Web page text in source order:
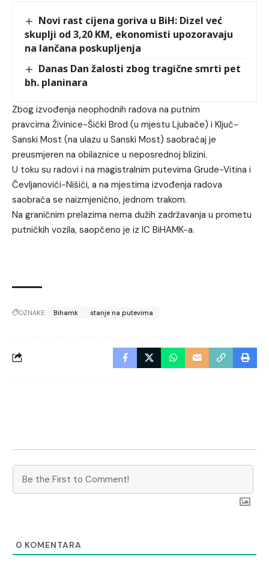
Novi rast cijena goriva u BiH: Dizel već
skuplji od 3,20 KM, ekonomisti upozoravaju
na lančana poskupljenja
Danas Dan žalosti zbog tragične smrti pet
bh. planinara
Zbog izvođenja neophodnih radova na putnim
pravcima Živinice-Šićki Brod (u mjestu Ljubače) i Ključ-
Sanski Most (na ulazu u Sanski Most) saobraćaj je
preusmjeren na obilaznice u neposrednoj blizini.
U toku su radovi i na magistralnim putevima Grude-Vitina i
Čevljanovići-Nišići, a na mjestima izvođenja radova
saobraća se naizmjenično, jednom trakom.
Na graničnim prelazima nema dužih zadržavanja u prometu
putničkih vozila, saopćeno je iz IC BiHAMK-a.
OZNAKE: Bihamk stanje na putevima
0 KOMENTARA